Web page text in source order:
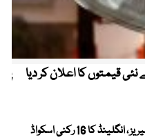
قیمتوں کا اعلان کر دیا
پاکستان کیخلاف ٹیسٹ سیریز ، انگلینڈ کا 16 رکنی اسکواڈ